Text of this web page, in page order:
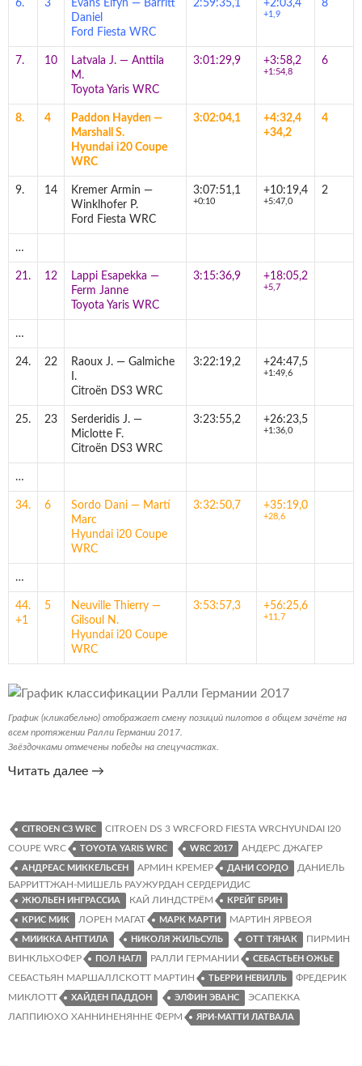
6. 3
Evans Elfyn — Barritt
Daniel
Ford Fiesta WRC
2:59:35,1 +2:03,4
+1,9
8
7. 10
Latvala J. — Anttila
M.
Toyota Yaris WRC
3:01:29,9 +3:58,2
+1:54,8
6
8. 4
Paddon Hayden —
Marshall S.
Hyundai i20 Coupe
WRC
3:02:04,1
+4:32,4
+34,2
4
9. 14
Kremer Armin —
Winklhofer P.
Ford Fiesta WRC
3:07:51,1
+0:10
+10:19,4
+5:47,0
2
…
21. 12
Lappi Esapekka —
Ferm Janne
Toyota Yaris WRC
3:15:36,9 +18:05,2
+5,7
…
24. 22
Raoux J. — Galmiche
I.
Citroën DS3 WRC
3:22:19,2 +24:47,5
+1:49,6
25. 23
Serderidis J. —
Miclotte F.
Citroën DS3 WRC
3:23:55,2 +26:23,5
+1:36,0
…
34. 6
Sordo Dani — Martí
Marc
Hyundai i20 Coupe
WRC
3:32:50,7 +35:19,0
+28,6
…
44.
+1
5
Neuville Thierry —
Gilsoul N.
Hyundai i20 Coupe
WRC
3:53:57,3 +56:25,6
+11,7
График (кликабельно) отображает смену позиций пилотов в общем зачёте на
всем протяжении Ралли Германии 2017.
Звёздочками отмечены победы на спецучастках.
Читать далее Ралли
Классификация,
статистика,
графики
→
CITROEN C3 WRC
CITROEN DS 3 WRCFORD FIESTA WRCHYUNDAI I20
COUPE WRC
TOYOTA YARIS WRC WRC 2017 АНДЕРС ДЖАГЕР
АНДРЕАС МИККЕЛЬСЕН АРМИН КРЕМЕР ДАНИ СОРДО
ДАНИЕЛЬ
БАРРИТТЖАН-МИШЕЛЬ РАУЖУРДАН СЕРДЕРИДИС
ЖЮЛЬЕН ИНГРАССИА КАЙ ЛИНДСТРЁМ КРЕЙГ БРИН
КРИС МИК ЛОРЕН МАГАТ МАРК МАРТИ МАРТИН ЯРВЕОЯ
МИИККА АНТТИЛА НИКОЛЯ ЖИЛЬСУЛЬ ОТТ ТЯНАК
ПИРМИН
ВИНКЛЬХОФЕР
ПОЛ НАГЛ РАЛЛИ ГЕРМАНИИ СЕБАСТЬЕН ОЖЬЕ
СЕБАСТЬЯН МАРШАЛЛСКОТТ МАРТИН ТЬЕРРИ НЕВИЛЛЬ
ФРЕДЕРИК
МИКЛОТТ
ХАЙДЕН ПАДДОН ЭЛФИН ЭВАНС
ЭСАПЕККА
ЛАППИЮХО ХАННИНЕНЯННЕ ФЕРМ
ЯРИ-МАТТИ ЛАТВАЛА